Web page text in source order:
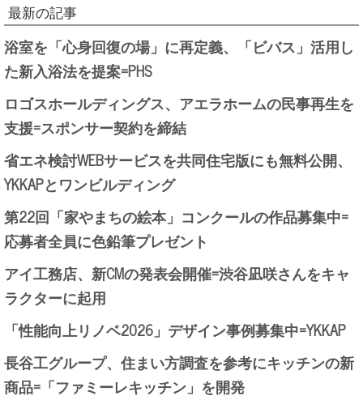
最新の記事
浴室を「心身回復の場」に再定義、「ビバス」活用し
た新入浴法を提案=PHS
ロゴスホールディングス、アエラホームの民事再生を
支援=スポンサー契約を締結
省エネ検討WEBサービスを共同住宅版にも無料公開、
YKKAPとワンビルディング
第22回「家やまちの絵本」コンクールの作品募集中=
応募者全員に色鉛筆プレゼント
アイ工務店、新CMの発表会開催=渋谷凪咲さんをキャ
ラクターに起用
「性能向上リノベ2026」デザイン事例募集中=YKKAP
長谷工グループ、住まい方調査を参考にキッチンの新
商品=「ファミーレキッチン」を開発